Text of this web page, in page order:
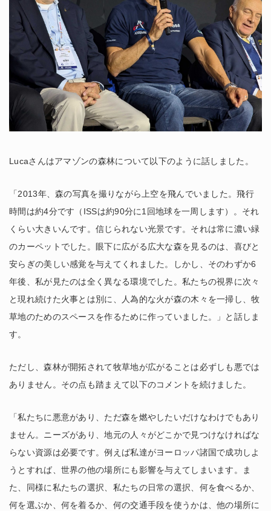
Lucaさんはアマゾンの森林について以下のように話しました。
「2013年、森の写真を撮りながら上空を飛んでいました。飛行
時間は約4分です（ISSは約90分に1回地球を一周します）。それ
くらい大きいんです。信じられない光景です。それは常に濃い緑
のカーペットでした。眼下に広がる広大な森を見るのは、喜びと
安らぎの美しい感覚を与えてくれました。しかし、そのわずか6
年後、私が見たのは全く異なる環境でした。私たちの視界に次々
と現れ続けた火事とは別に、人為的な火が森の木々を一掃し、牧
草地のためのスペースを作るために作っていました。」と話しま
す。
ただし、森林が開拓されて牧草地が広がることは必ずしも悪では
ありません。その点も踏まえて以下のコメントを続けました。
「私たちに悪意があり、ただ森を燃やしたいだけなわけでもあり
ません。ニーズがあり、地元の人々がどこかで見つけなければな
らない資源は必要です。例えば私達がヨーロッパ諸国で成功しよ
うとすれば、世界の他の場所にも影響を与えてしまいます。ま
た、同様に私たちの選択、私たちの日常の選択、何を食べるか、
何を選ぶか、何を着るか、何の交通手段を使うかは、他の場所に